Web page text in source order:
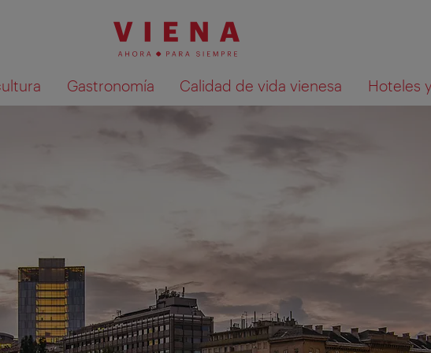
Gastronomía Calidad de vida vienesa Hoteles
Mostrar resultados de la búsqueda en el mapa